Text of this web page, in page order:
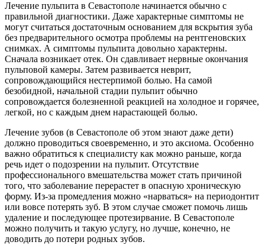
Лечение пульпита в Севастополе начинается обычно с
правильной диагностики. Даже характерные симптомы не
могут считаться достаточным основанием для вскрытия зуба
без предварительного осмотра проблемы на рентгеновских
снимках. А симптомы пульпита довольно характерны.
Сначала возникает отек. Он сдавливает нервные окончания
пульповой камеры. Затем развивается неврит,
сопровождающийся нестерпимой болью. На самой
безобидной, начальной стадии пульпит обычно
сопровождается болезненной реакцией на холодное и горячее,
легкой, но с каждым днем нарастающей болью.
Лечение зубов (в Севастополе об этом знают даже дети)
должно проводиться своевременно, и это аксиома. Особенно
важно обратиться к специалисту как можно раньше, когда
речь идет о подозрении на пульпит. Отсутствие
профессионального вмешательства может стать причиной
того, что заболевание перерастет в опасную хроническую
форму. Из-за промедления можно «нарваться» на периодонтит
или вовсе потерять зуб. В этом случае сможет помочь лишь
удаление и последующее протезирвание. В Севастополе
можно получить и такую услугу, но лучше, конечно, не
доводить до потери родных зубов.